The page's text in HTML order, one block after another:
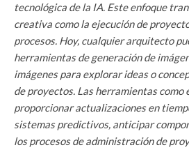
tecnológica de la IA. Este enfoque
creativa como la ejecución de
procesos. Hoy, cualquier arquitecto
herramientas de generación de
imágenes para explorar ideas o
de proyectos. Las herramientas como
proporcionar actualizaciones en
sistemas predictivos, anticipar
los procesos de administración de